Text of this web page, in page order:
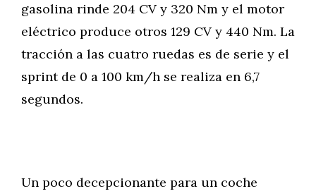
gasolina rinde 204 CV y 320 Nm y el motor
eléctrico produce otros 129 CV y 440 Nm. La
tracción a las cuatro ruedas es de serie y el
sprint de 0 a 100 km/h se realiza en 6,7
segundos.
Un poco decepcionante para un coche